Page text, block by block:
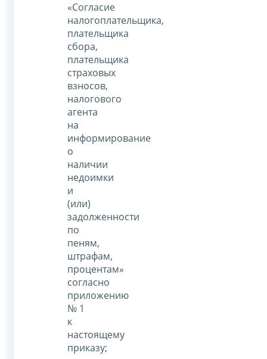
«Согласие
налогоплательщика,
плательщика
сбора,
плательщика
страховых
взносов,
налогового
агента
на
информирование
о
наличии
недоимки
и
(или)
задолженности
по
пеням,
штрафам,
процентам»
согласно
приложению
№ 1
к
настоящему
приказу;